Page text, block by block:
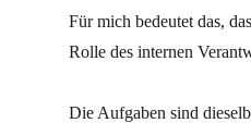
Für mich bedeutet das,
Rolle des internen
Die Aufgaben sind